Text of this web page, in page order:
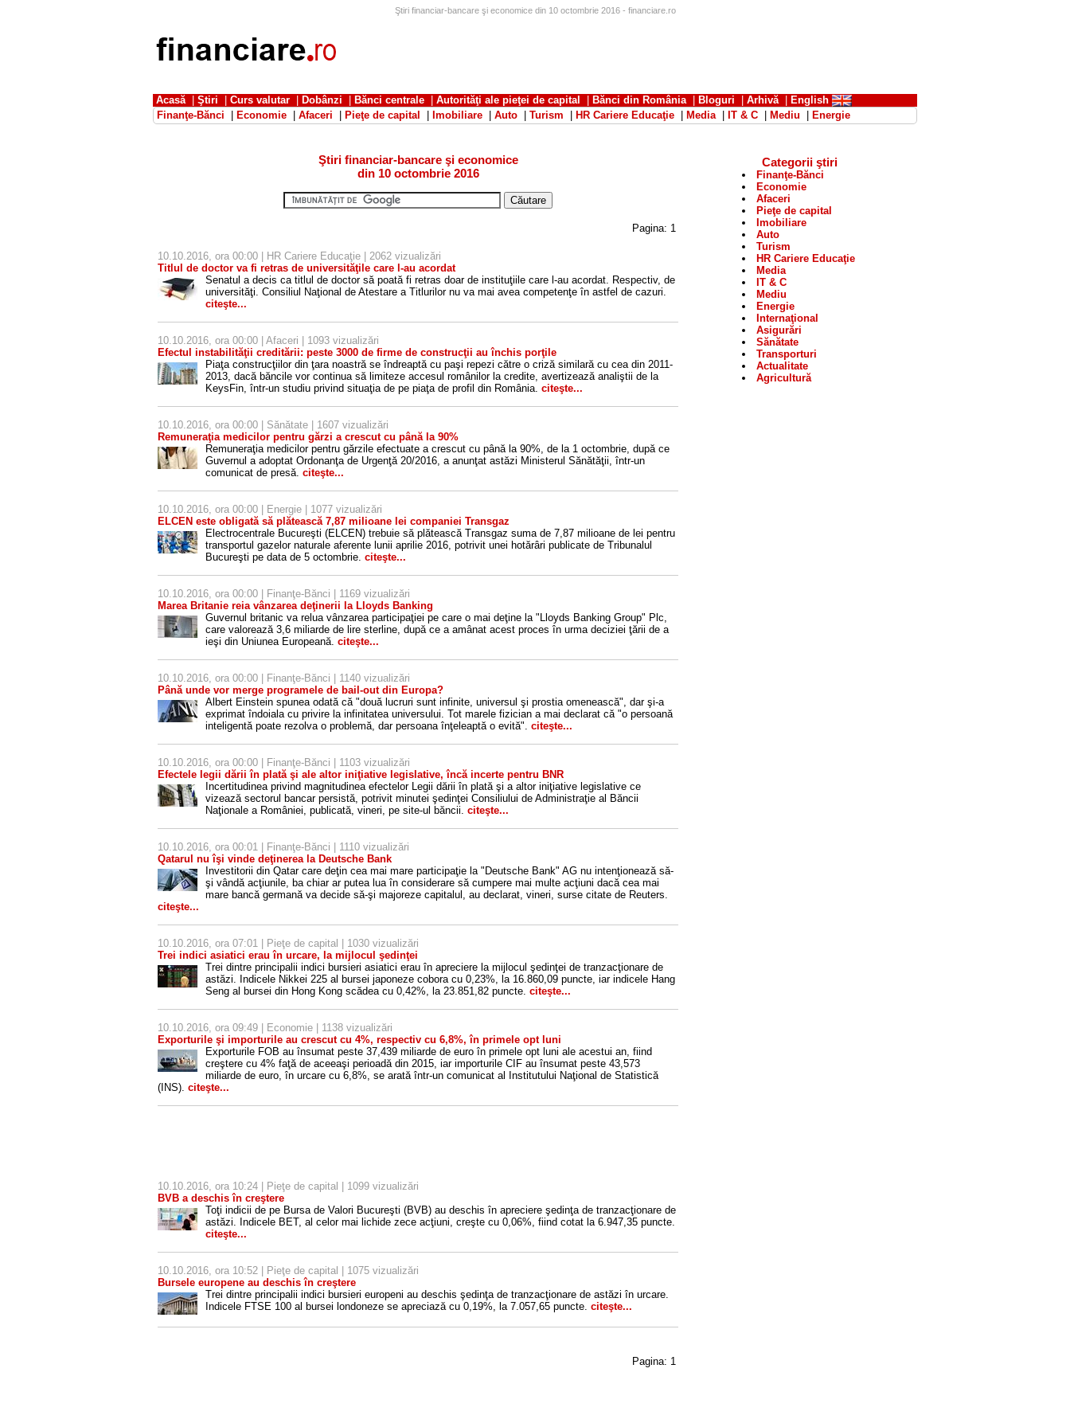
Ştiri financiar-bancare şi economice din 10 octombrie 2016 - financiare.ro
Acasă| Ştiri Curs valutar Dobânzi Bănci centrale Autorităţi ale pieţei de capital Bănci din România| Bloguri Arhivă|
English
Finanţe-Bănci
Economie Afaceri Pieţe de capital Imobiliare Auto Turism HR Cariere Educaţie Media| IT & C Mediu Energie
Ştiri financiar-bancare şi economice
din 10 octombrie 2016
Pagina: 1
10.10.2016, ora 00:00 | HR Cariere Educaţie | 2062 vizualizări
Titlul de doctor va fi retras de universităţile care l-au acordat
Senatul a decis ca titlul de doctor să poată fi retras doar de instituţiile care l-au acordat. Respectiv, de
universităţi. Consiliul Naţional de Atestare a Titlurilor nu va mai avea competenţe în astfel de cazuri.
citeşte...
10.10.2016, ora 00:00 | Afaceri | 1093 vizualizări
Efectul instabilităţii creditării: peste 3000 de firme de construcţii au închis porţile
Piaţa construcţiilor din ţara noastră se îndreaptă cu paşi repezi către o criză similară cu cea din 2011-
2013, dacă băncile vor continua să limiteze accesul românilor la credite, avertizează analiştii de la
KeysFin, într-un studiu privind situaţia de pe piaţa de profil din România. citeşte...
10.10.2016, ora 00:00 | Sănătate | 1607 vizualizări
Remuneraţia medicilor pentru gărzi a crescut cu până la 90%
Remuneraţia medicilor pentru gărzile efectuate a crescut cu până la 90%, de la 1 octombrie, după ce
Guvernul a adoptat Ordonanţa de Urgenţă 20/2016, a anunţat astăzi Ministerul Sănătăţii, într-un
comunicat de presă. citeşte...
10.10.2016, ora 00:00 | Energie | 1077 vizualizări
ELCEN este obligată să plătească 7,87 milioane lei companiei Transgaz
Electrocentrale Bucureşti (ELCEN) trebuie să plătească Transgaz suma de 7,87 milioane de lei pentru
transportul gazelor naturale aferente lunii aprilie 2016, potrivit unei hotărâri publicate de Tribunalul
Bucureşti pe data de 5 octombrie. citeşte...
10.10.2016, ora 00:00 | Finanţe-Bănci | 1169 vizualizări
Marea Britanie reia vânzarea deţinerii la Lloyds Banking
Guvernul britanic va relua vânzarea participaţiei pe care o mai deţine la "Lloyds Banking Group" Plc,
care valorează 3,6 miliarde de lire sterline, după ce a amânat acest proces în urma deciziei ţării de a
ieşi din Uniunea Europeană. citeşte...
10.10.2016, ora 00:00 | Finanţe-Bănci | 1140 vizualizări
Până unde vor merge programele de bail-out din Europa?
Albert Einstein spunea odată că "două lucruri sunt infinite, universul şi prostia omenească", dar şi-a
exprimat îndoiala cu privire la infinitatea universului. Tot marele fizician a mai declarat că "o persoană
inteligentă poate rezolva o problemă, dar persoana înţeleaptă o evită". citeşte...
10.10.2016, ora 00:00 | Finanţe-Bănci | 1103 vizualizări
Efectele legii dării în plată şi ale altor iniţiative legislative, încă incerte pentru BNR
Incertitudinea privind magnitudinea efectelor Legii dării în plată şi a altor iniţiative legislative ce
vizează sectorul bancar persistă, potrivit minutei şedinţei Consiliului de Administraţie al Băncii
Naţionale a României, publicată, vineri, pe site-ul băncii. citeşte...
10.10.2016, ora 00:01 | Finanţe-Bănci | 1110 vizualizări
Qatarul nu îşi vinde deţinerea la Deutsche Bank
Investitorii din Qatar care deţin cea mai mare participaţie la "Deutsche Bank" AG nu intenţionează să-
şi vândă acţiunile, ba chiar ar putea lua în considerare să cumpere mai multe acţiuni dacă cea mai
mare bancă germană va decide să-şi majoreze capitalul, au declarat, vineri, surse citate de Reuters.
citeşte...
10.10.2016, ora 07:01 | Pieţe de capital
| 1030 vizualizări
Trei indici asiatici erau în urcare, la mijlocul şedinţei
Trei dintre principalii indici bursieri asiatici erau în apreciere la mijlocul şedinţei de tranzacţionare de
astăzi. Indicele Nikkei 225 al bursei japoneze cobora cu 0,23%, la 16.860,09 puncte, iar indicele Hang
Seng al bursei din Hong Kong scădea cu 0,42%, la 23.851,82 puncte. citeşte...
10.10.2016, ora 09:49 | Economie | 1138 vizualizări
Exporturile şi importurile au crescut cu 4%, respectiv cu 6,8%, în primele opt luni
Exporturile FOB au însumat peste 37,439 miliarde de euro în primele opt luni ale acestui an, fiind
creştere cu 4% faţă de aceeaşi perioadă din 2015, iar importurile CIF au însumat peste 43,573
miliarde de euro, în urcare cu 6,8%, se arată într-un comunicat al Institutului Naţional de Statistică
(INS). citeşte...
10.10.2016, ora 10:24 | Pieţe de capital
| 1099 vizualizări
BVB a deschis în creştere
Toţi indicii de pe Bursa de Valori Bucureşti (BVB) au deschis în apreciere şedinţa de tranzacţionare de
astăzi. Indicele BET, al celor mai lichide zece acţiuni, creşte cu 0,06%, fiind cotat la 6.947,35 puncte.
citeşte...
10.10.2016, ora 10:52 | Pieţe de capital
| 1075 vizualizări
Bursele europene au deschis în creştere
Trei dintre principalii indici bursieri europeni au deschis şedinţa de tranzacţionare de astăzi în urcare.
Indicele FTSE 100 al bursei londoneze se apreciază cu 0,19%, la 7.057,65 puncte. citeşte...
Pagina: 1
Categorii ştiri
Finanţe-Bănci
Economie
Afaceri
Pieţe de capital
Imobiliare
Auto
Turism
HR Cariere Educaţie
Media
IT & C
Mediu
Energie
Internaţional
Asigurări
Sănătate
Transporturi
Actualitate
Agricultură